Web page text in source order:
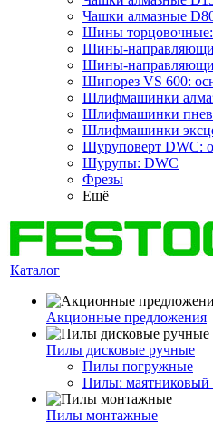
Чашки алмазные
Шины торцовочные:
Шины-
Шины-
Шипорез VS 600:
Шлифмашинки
Шлифмашинки
Шлифмашинки
Шуруповерт DWC:
Шурупы: DWC
Фрезы
Ещё
Каталог
Акционные предложения
Пилы дисковые ручные
Пилы погружные
Пилы: маятниковый
Пилы монтажные